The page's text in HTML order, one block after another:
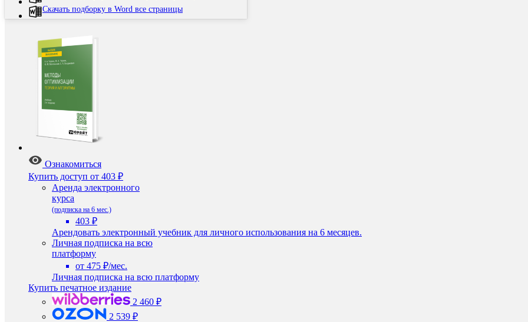
Скачать подборку в Word все страницы
Ознакомиться
Купить доступ от 403 ₽
Аренда электронного
курса
(подписка на 6 мес.)
403 ₽
Арендовать электронный учебник для личного использования на 6 месяцев.
Личная подписка на всю
платформу
от 475 ₽/мес.
Личная подписка на всю платформу
Купить печатное издание
2 460 ₽
2 539 ₽